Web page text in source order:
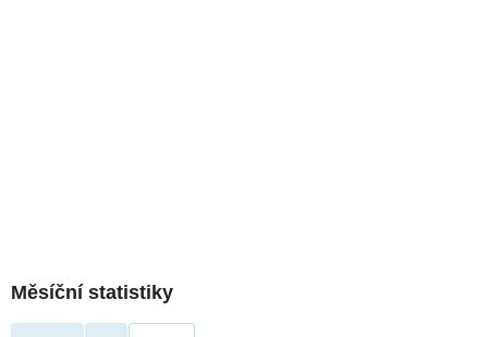
Měsíční statistiky